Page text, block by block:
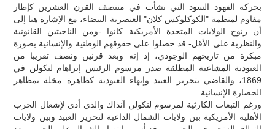
بحركة الفهود السود التي نشأت في منتصف القرن العشرين كإطار
مقاوم لمنظمة "الكوكلوكس كلان" العنصرية البيضاء، مع الإشارة هنا إلى
أن زنوج الولايات المتحدة الأمريكية كانوا -ومن الناحيتين القانونية
والنظرية على الأقل- قد حصلوا على حقوقهم الوطنية والإنسانية بصورة
مبكرة من تاريخهم الوجودي، إذ إنه وبعد قرنين ونصف تقريبا من
العبودية المشاعية المطلقة صدر مرسوم الرئيس إبراهام لنكولن في
1869، والقاضي بتحرير العبيد وإنهاء العبودية كظاهرة مخلة بمظاهر
الحضارة الإنسانية.
ورغم التبعات الكارثية لمرسوم لنكولن آنذاك والذي أدى لإشعال الحرب
الأهلية الأمريكية بين ولايات الشمال الداعية لتحرير العبيد وبين ولايات